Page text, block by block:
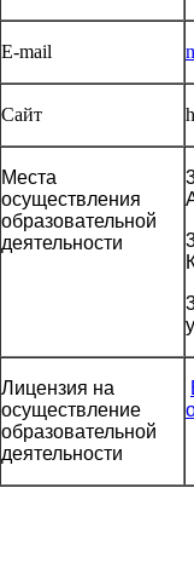
E-mail
Сайт
Места
осуществления
образовательной
деятельности
Лицензия на
осуществление
образовательной
деятельности